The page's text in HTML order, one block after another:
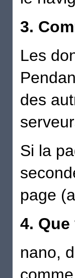
3.
Les
des
Si la
page
4.
nano,